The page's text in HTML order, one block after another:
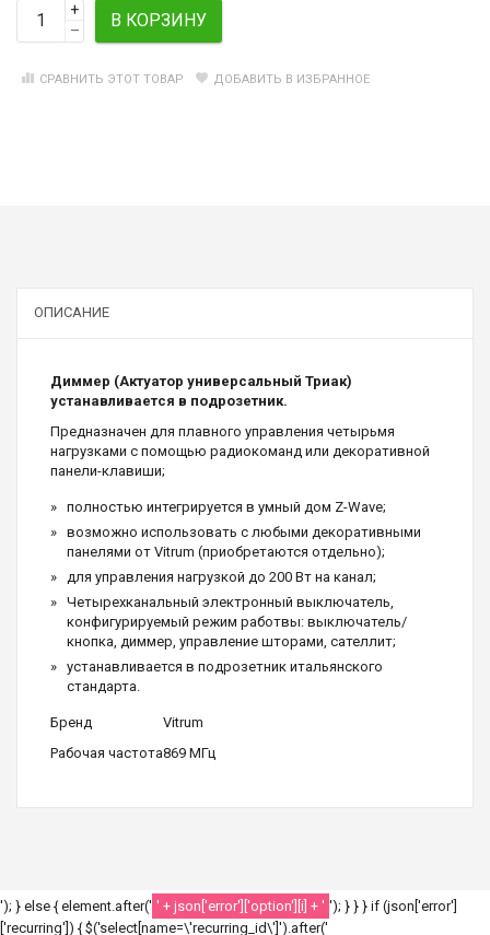
+
–
В КОРЗИНУ
СРАВНИТЬ ЭТОТ ТОВАР ДОБАВИТЬ В ИЗБРАННОЕ
ОПИСАНИЕ
Диммер (Актуатор универсальный Триак)
устанавливается в подрозетник.
Предназначен для плавного управления четырьмя
нагрузками с помощью радиокоманд или декоративной
панели-клавиши;
полностью интегрируется в умный дом Z-Wave;
возможно использовать с любыми декоративными
панелями от Vitrum (приобретаются отдельно);
для управления нагрузкой до 200 Вт на канал;
Четырехканальный электронный выключатель,
конфигурируемый режим работвы: выключатель/
кнопка, диммер, управление шторами, сателлит;
устанавливается в подрозетник итальянского
стандарта.
Бренд
Vitrum
Рабочая частота869 МГц
'); } else { element.after(' ' + json['error']['option'][i] + ' '); } } } if (json['error']
['recurring']) { $('select[name=\'recurring_id\']').after('